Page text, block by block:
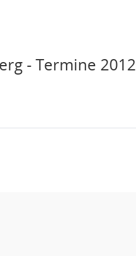
- Termine 2012